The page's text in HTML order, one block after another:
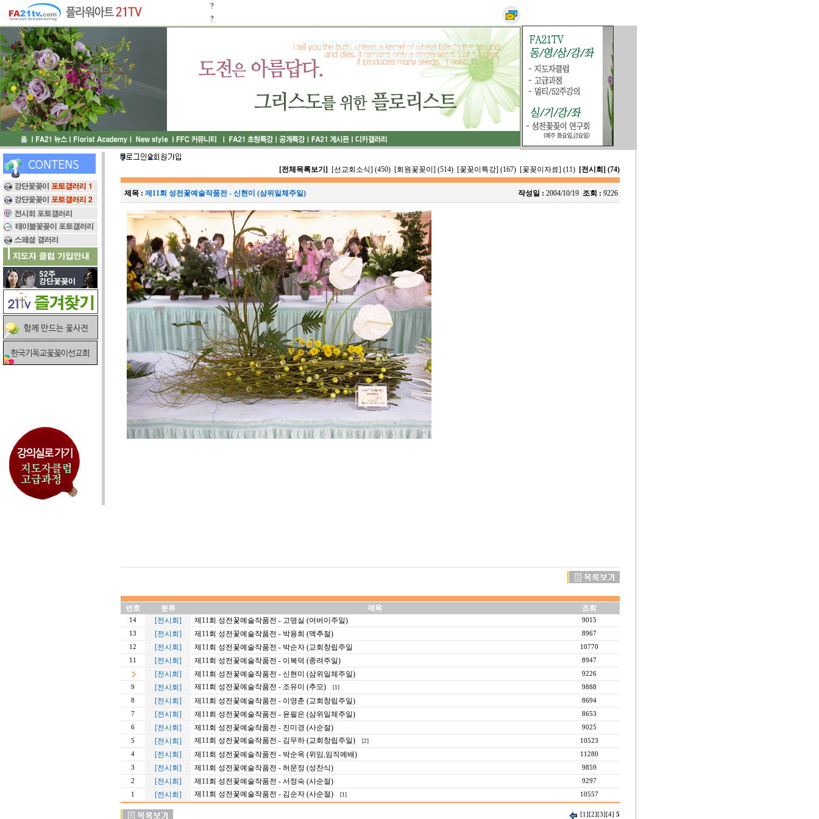
?
?
[전체목록보기] [선교회소식] (450) [회원꽃꽂이] (514) [꽃꽂이특강] (167) [꽃꽂이자료] (11) [전시회] (74)
제목 : 제11회 성전꽃예술작품전 - 신현미 (삼위일체주일) 작성일 : 2004/10/19 조회 : 9226
번호 분류 제목 조회
14 [전시회] 제11회 성전꽃예술작품전 - 고명실 (어버이주일)
9015
13
[전시회] 제11회 성전꽃예술작품전 - 박용희 (맥추절)
8967
12
[전시회] 제11회 성전꽃예술작품전 - 박순자 (교회창립주일
10770
11
[전시회] 제11회 성전꽃예술작품전 - 이복덕 (종려주일) 8947
[전시회] 제11회 성전꽃예술작품전 - 신현미 (삼위일체주일)
9226
9
[전시회] 제11회 성전꽃예술작품전 - 조유미 (추모) [1]
9888
8
[전시회] 제11회 성전꽃예술작품전 - 이영춘 (교회창립주일)
8694
7
[전시회] 제11회 성전꽃예술작품전 - 윤필은 (삼위일체주일)
8653
6
[전시회] 제11회 성전꽃예술작품전 - 진미경 (사순절)
9025
5
[전시회] 제11회 성전꽃예술작품전 - 김무하 (교회창립주일) [2]
10523
4
[전시회] 제11회 성전꽃예술작품전 - 박순옥 (위임,임직예배)
11280
3
[전시회] 제11회 성전꽃예술작품전 - 허문정 (성찬식)
9859
2
[전시회] 제11회 성전꽃예술작품전 - 서정숙 (사순절)
9297
1
[전시회] 제11회 성전꽃예술작품전 - 김순자 (사순절) [1] 10557
[1] [2] [3] [4] 5